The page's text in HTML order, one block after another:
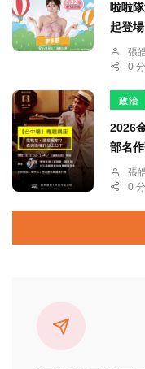
啦啦
起登
張
0
政治
2026
部名
張
0